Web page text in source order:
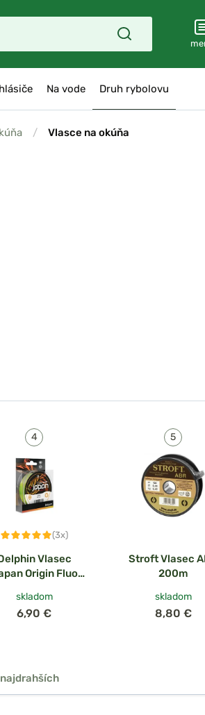
Na vode Druh rybolovu
/ Vlasce na okúňa
(3x)
Vlasec
Origin Fluo
skladom
6,90 €
Stroft Vlasec
200m
skladom
8,80 €
najdrahších